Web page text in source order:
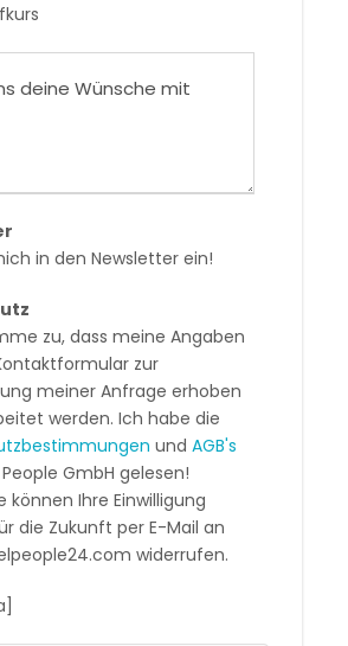
in den Newsletter ein!
zu, dass meine Angaben
zur
meiner Anfrage erhoben
werden. Ich habe die
und AGB's
GmbH gelesen!
können Ihre Einwilligung
die Zukunft per E-Mail an
widerrufen.